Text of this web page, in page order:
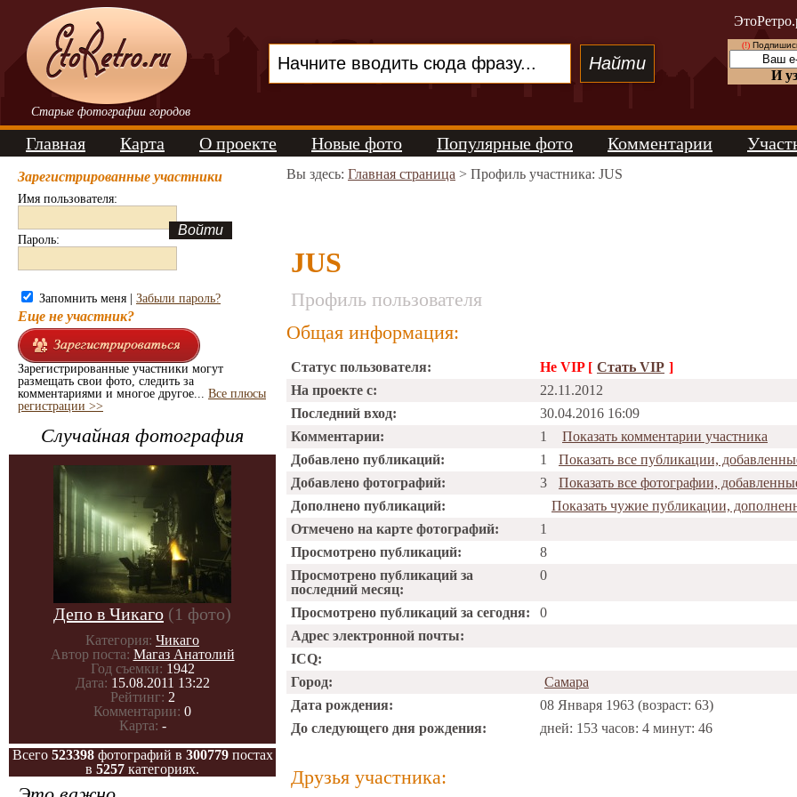
Старые фотографии городов
(!)
И
Главная Карта О проекте Новые фото Популярные фото Комментарии
Зарегистрированные участники
Имя пользователя:
Пароль:
Запомнить меня | Забыли пароль?
Еще не участник?
Зарегистрированные участники могут
размещать свои фото, следить за
комментариями и многое другое... Все плюсы
регистрации >>
Случайная фотография
Депо в Чикаго (1 фото)
Категория: Чикаго
Автор поста: Магаз Анатолий
Год съемки: 1942
Дата: 15.08.2011 13:22
Рейтинг: 2
Комментарии: 0
Карта: -
Всего 523398фотографий в 300779постах
в 5257 категориях.
Вы здесь: Главная страница > Профиль участника: JUS
JUS
Профиль пользователя
Общая информация:
Статус пользователя: Не VIP [ Стать VIP ]
На проекте с:
22.11.2012
Последний вход:
30.04.2016 16:09
Комментарии:
1
Показать комментарии участника
Добавлено публикаций:
1
Показать все публикации,
Добавлено фотографий:
3
Показать все фотографии,
Дополнено публикаций:
Показать чужие публикации,
Отмечено на карте фотографий:
1
Просмотрено публикаций:
8
Просмотрено публикаций за
последний месяц:
0
Просмотрено публикаций за сегодня:
0
Адрес электронной почты:
ICQ:
Город:
Самара
Дата рождения:
08 Января 1963 (возраст: 63)
До следующего дня рождения:
дней: 153 часов: 4 минут: 46
Друзья участника: